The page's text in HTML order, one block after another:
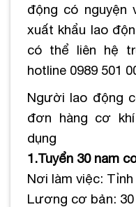
động có nguyện
xuất khẩu lao
có thể liên hệ
hotline 0989 501
Người lao động
đơn hàng cơ
dụng
1.Tuyển 30 nam
Nơi làm việc:
Lương cơ bản: